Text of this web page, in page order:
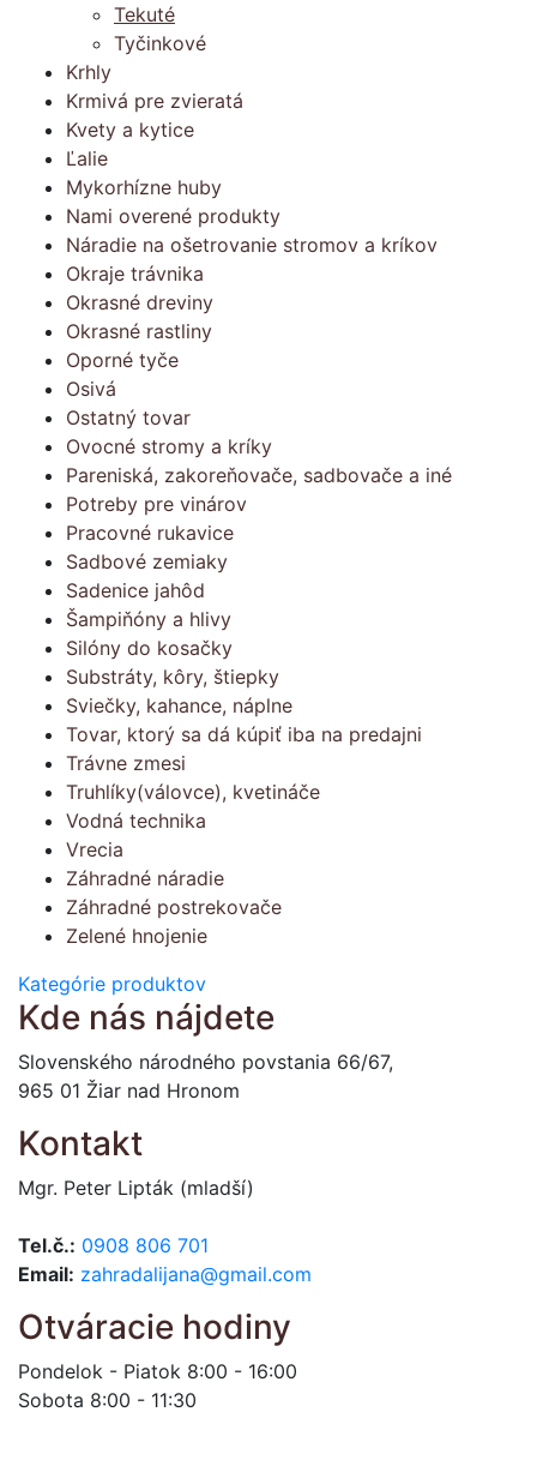
Tekuté
Tyčinkové
Krhly
Krmivá pre zvieratá
Kvety a kytice
Ľalie
Mykorhízne huby
Nami overené produkty
Náradie na ošetrovanie stromov a kríkov
Okraje trávnika
Okrasné dreviny
Okrasné rastliny
Oporné tyče
Osivá
Ostatný tovar
Ovocné stromy a kríky
Pareniská, zakoreňovače, sadbovače a iné
Potreby pre vinárov
Pracovné rukavice
Sadbové zemiaky
Sadenice jahôd
Šampiňóny a hlivy
Silóny do kosačky
Substráty, kôry, štiepky
Sviečky, kahance, náplne
Tovar, ktorý sa dá kúpiť iba na predajni
Trávne zmesi
Truhlíky(válovce), kvetináče
Vodná technika
Vrecia
Záhradné náradie
Záhradné postrekovače
Zelené hnojenie
Kategórie produktov
Kde nás nájdete
Slovenského národného povstania 66/67,
965 01 Žiar nad Hronom
Kontakt
Mgr. Peter Lipták (mladší)
Tel.č.: 0908 806 701
Email: zahradalijana@gmail.com
Otváracie hodiny
Pondelok - Piatok 8:00 - 16:00
Sobota 8:00 - 11:30